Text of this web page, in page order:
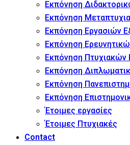
Εκπόνηση
Εκπόνηση
Εκπόνηση Εργασιών
Εκπόνηση
Εκπόνηση Πτυχιακών
Εκπόνηση
Εκπόνηση
Εκπόνηση
Έτοιμες εργασίες
Έτοιμες Πτυχιακές
Contact